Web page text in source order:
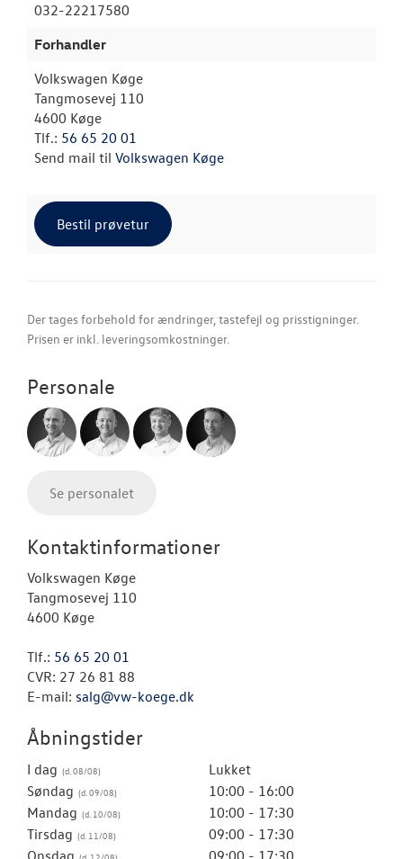
032-22217580
Forhandler
Volkswagen Køge
Tangmosevej 110
4600 Køge
Tlf.: 56 65 20 01
Send mail til Volkswagen Køge
Bestil prøvetur
Der tages forbehold for ændringer, tastefejl og prisstigninger.
Prisen er inkl. leveringsomkostninger.
Personale
Se personalet
Kontaktinformationer
Volkswagen Køge
Tangmosevej 110
4600 Køge
Tlf.: 56 65 20 01
CVR: 27 26 81 88
E-mail: salg@vw-koege.dk
Åbningstider
I dag
Lukket
Søndag
10:00 - 16:00
Mandag
10:00 - 17:30
Tirsdag
09:00 - 17:30
Onsdag
09:00 - 17:30